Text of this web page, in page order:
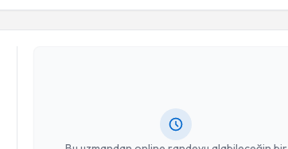
işlenmesini kabul ediyorum.
Randevu Takvimi Talebi